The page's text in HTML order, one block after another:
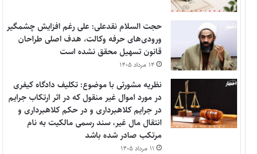
حجت السلام نقدعلی: علی رغم افزایش چشمگیر
ورودی‌های حرفه وکالت، هدف اصلی طراحان
قانون تسهیل محقق نشده است
۱۴ مرداد ۱۴۰۵
نظریه مشورتی با موضوع: تکلیف دادگاه کیفری
در مورد اموال غیر منقول که در اثر ارتکاب جرایم
در جرایم کلاهبرداری و در حکم کلاهبرداری و
انتقال مال غیر، سند رسمی مالکیت به نام
مرتکب صادر شده باشد
۱۱ مرداد ۱۴۰۵